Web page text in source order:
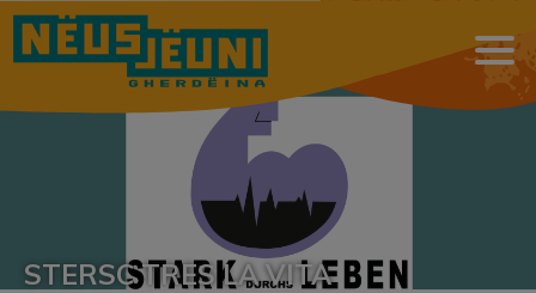
STERSC TRES LA VITA